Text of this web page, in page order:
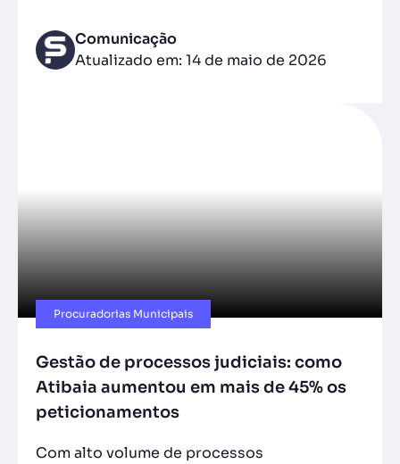
Comunicação
Atualizado em: 14 de maio de 2026
Procuradorias Municipais
Gestão de processos judiciais: como
Atibaia aumentou em mais de 45% os
peticionamentos
Com alto volume de processos